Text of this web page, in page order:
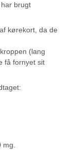
brugt
kørekort, da de
(lang
få fornyet sit
mg.